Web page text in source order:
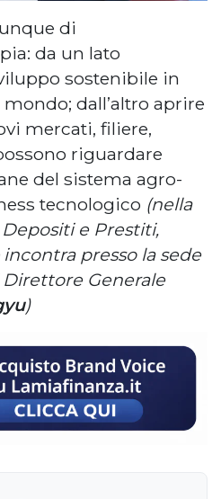
di
da un lato
sostenibile in
dall’altro aprire
mercati, filiere,
riguardare
del sistema agro-
tecnologico (nella
Depositi e Prestiti,
incontra presso la sede
Direttore Generale
)